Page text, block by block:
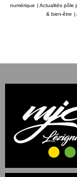
numérique | Actualités pôle
& bien-être |